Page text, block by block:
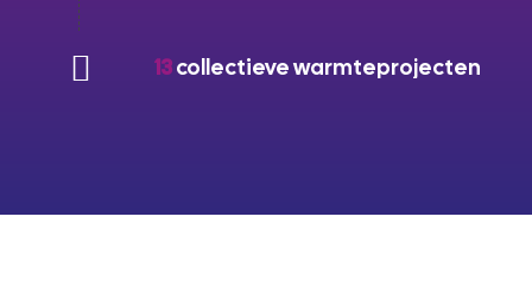
13collectieve warmteprojecten